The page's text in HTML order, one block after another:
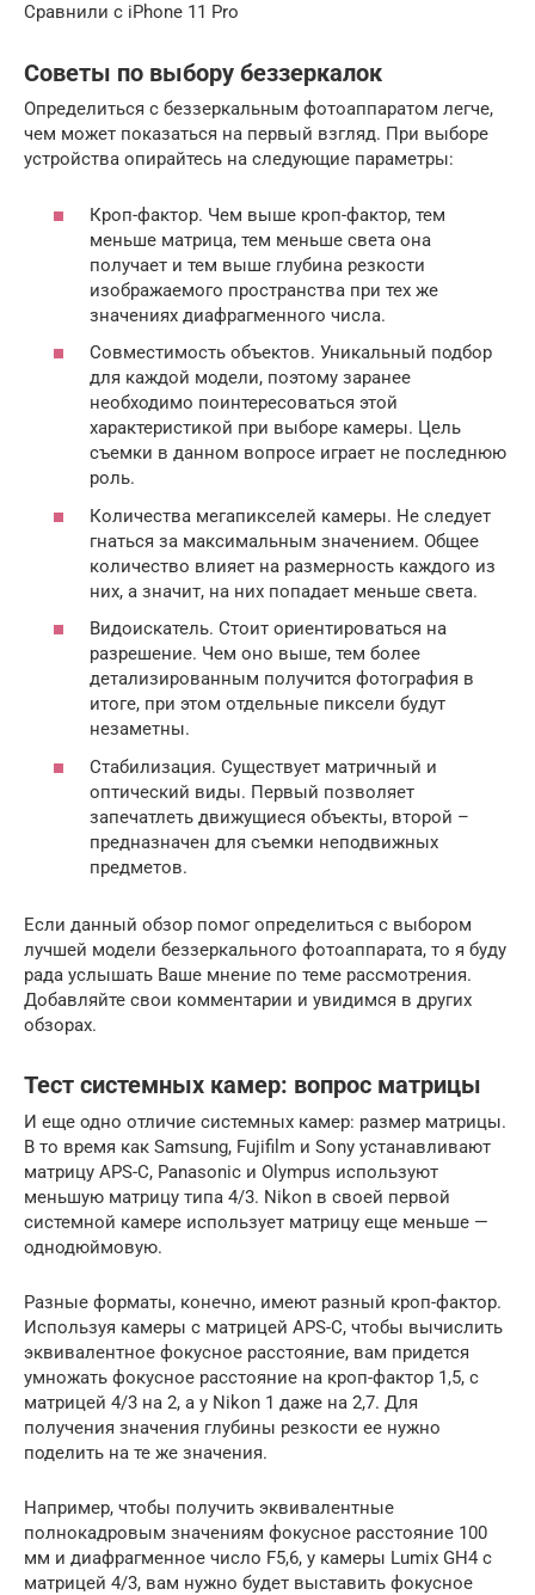
Сравнили с iPhone 11 Pro
Советы по выбору беззеркалок
Определиться с беззеркальным фотоаппаратом легче,
чем может показаться на первый взгляд. При выборе
устройства опирайтесь на следующие параметры:
Кроп-фактор. Чем выше кроп-фактор, тем
меньше матрица, тем меньше света она
получает и тем выше глубина резкости
изображаемого пространства при тех же
значениях диафрагменного числа.
Совместимость объектов. Уникальный подбор
для каждой модели, поэтому заранее
необходимо поинтересоваться этой
характеристикой при выборе камеры. Цель
съемки в данном вопросе играет не последнюю
роль.
Количества мегапикселей камеры. Не следует
гнаться за максимальным значением. Общее
количество влияет на размерность каждого из
них, а значит, на них попадает меньше света.
Видоискатель. Стоит ориентироваться на
разрешение. Чем оно выше, тем более
детализированным получится фотография в
итоге, при этом отдельные пиксели будут
незаметны.
Стабилизация. Существует матричный и
оптический виды. Первый позволяет
запечатлеть движущиеся объекты, второй –
предназначен для съемки неподвижных
предметов.
Если данный обзор помог определиться с выбором
лучшей модели беззеркального фотоаппарата, то я буду
рада услышать Ваше мнение по теме рассмотрения.
Добавляйте свои комментарии и увидимся в других
обзорах.
Тест системных камер: вопрос матрицы
И еще одно отличие системных камер: размер матрицы.
В то время как Samsung, Fujifilm и Sony устанавливают
матрицу APS-C, Panasonic и Olympus используют
меньшую матрицу типа 4/3. Nikon в своей первой
системной камере использует матрицу еще меньше —
однодюймовую.
Разные форматы, конечно, имеют разный кроп-фактор.
Используя камеры с матрицей APS-C, чтобы вычислить
эквивалентное фокусное расстояние, вам придется
умножать фокусное расстояние на кроп-фактор 1,5, с
матрицей 4/3 на 2, а у Nikon 1 даже на 2,7. Для
получения значения глубины резкости ее нужно
поделить на те же значения.
Например, чтобы получить эквивалентные
полнокадровым значениям фокусное расстояние 100
мм и диафрагменное число F5,6, у камеры Lumix GH4 с
матрицей 4/3, вам нужно будет выставить фокусное